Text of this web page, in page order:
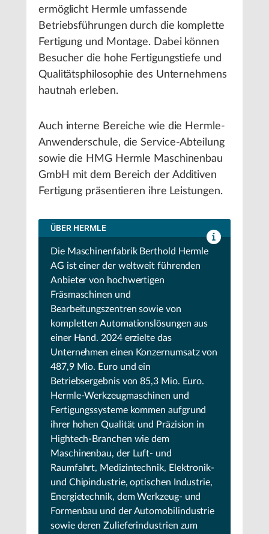
ermöglicht Hermle umfassende
Betriebsführungen durch die komplette
Fertigung und Montage. Dabei können
Besucher die hohe Fertigungstiefe und
Qualitätsphilosophie des Unternehmens
hautnah erleben.
Auch interne Bereiche wie die Hermle-
Anwenderschule, die Service-Abteilung
sowie die HMG Hermle Maschinenbau
GmbH mit dem Bereich der Additiven
Fertigung präsentieren ihre Leistungen.
ÜBER HERMLE
Die Maschinenfabrik Berthold Hermle
AG ist einer der weltweit führenden
Anbieter von hochwertigen
Fräsmaschinen und
Bearbeitungszentren sowie von
kompletten Automationslösungen aus
einer Hand. 2024 erzielte das
Unternehmen einen Konzernumsatz von
487,9 Mio. Euro und ein
Betriebsergebnis von 85,3 Mio. Euro.
Hermle-Werkzeugmaschinen und
Fertigungssysteme kommen aufgrund
ihrer hohen Qualität und Präzision in
Hightech-Branchen wie dem
Maschinenbau, der Luft- und
Raumfahrt, Medizintechnik, Elektronik-
und Chipindustrie, optischen Industrie,
Energietechnik, dem Werkzeug- und
Formenbau und der Automobilindustrie
sowie deren Zulieferindustrien zum